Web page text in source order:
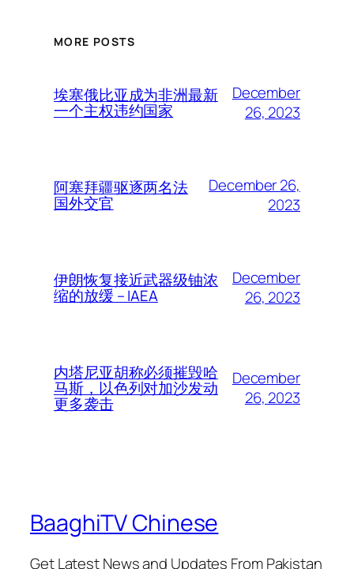
MORE POSTS
埃塞俄比亚成为非洲最新
一个主权违约国家
December
26, 2023
阿塞拜疆驱逐两名法
国外交官
December 26,
2023
伊朗恢复接近武器级铀浓
缩的放缓 – IAEA
December
26, 2023
内塔尼亚胡称必须摧毁哈
马斯，以色列对加沙发动
更多袭击
December
26, 2023
BaaghiTV Chinese
Get Latest News and Updates From Pakistan